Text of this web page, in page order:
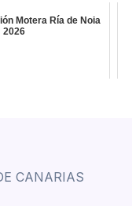
Motera Ría de Noia
2026
CANARIAS